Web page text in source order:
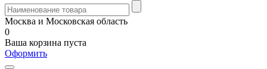
Москва и Московская область
0
Ваша корзина пуста
Оформить